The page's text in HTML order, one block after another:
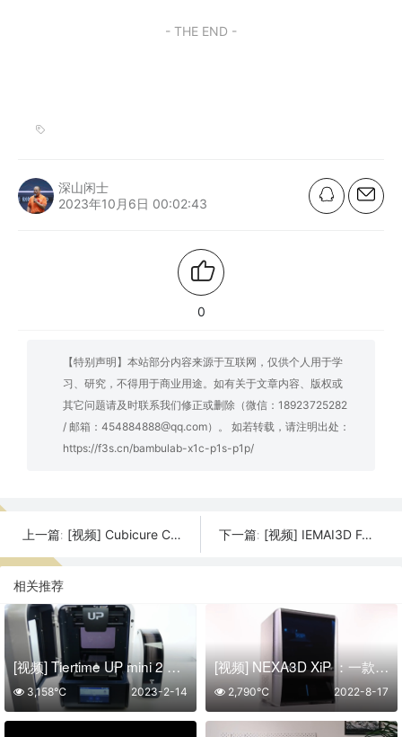
- THE END -
深山闲士
2023年10月6日 00:02:43
0
【特别声明】本站部分内容来源于互联网，仅供个人用于学
习、研究，不得用于商业用途。如有关于文章内容、版权或
其它问题请及时联系我们修正或删除（微信：18923725282
/ 邮箱：454884888@qq.com）。 如若转载，请注明出处：
https://f3s.cn/bambulab-x1c-p1s-p1p/
上一篇: [视频] Cubicure Caligma®适用于原型和小批量生产的3D打印系统 下一篇: [视频] IEMAI3D FAST-JET-780大尺寸颗粒3D打印机 打印温度高达300℃
相关推荐
[视频] Tiertime UP mini 2 ES 重新定义3D打印机的辅助功能
2023-2-14
3,158℃
[视频] NEXA3D XiP ：一款超快的桌面树脂 3D打印机
2022-8-17
2,790℃